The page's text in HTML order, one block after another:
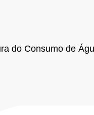
do Consumo de